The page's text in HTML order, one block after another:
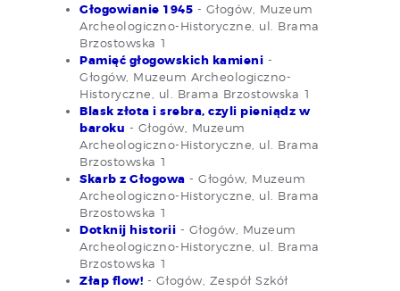
Głogowianie 1945 - Głogów, Muzeum
Archeologiczno-Historyczne, ul. Brama
Brzostowska 1
Pamięć głogowskich kamieni -
Głogów, Muzeum Archeologiczno-
Historyczne, ul. Brama Brzostowska 1
Blask złota i srebra, czyli pieniądz w
baroku - Głogów, Muzeum
Archeologiczno-Historyczne, ul. Brama
Brzostowska 1
Skarb z Głogowa - Głogów, Muzeum
Archeologiczno-Historyczne, ul. Brama
Brzostowska 1
Dotknij historii - Głogów, Muzeum
Archeologiczno-Historyczne, ul. Brama
Brzostowska 1
Złap flow! - Głogów, Zespół Szkół